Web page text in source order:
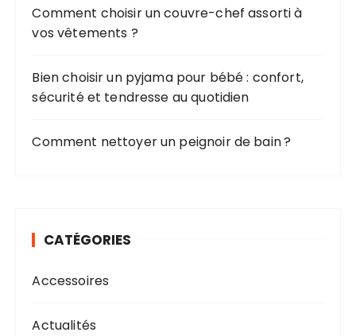
Comment choisir un couvre-chef assorti à
vos vêtements ?
Bien choisir un pyjama pour bébé : confort,
sécurité et tendresse au quotidien
Comment nettoyer un peignoir de bain ?
CATÉGORIES
Accessoires
Actualités